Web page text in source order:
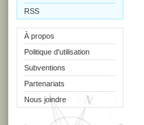
RSS
À propos
Politique d'utilisation
Subventions
Partenariats
Nous joindre